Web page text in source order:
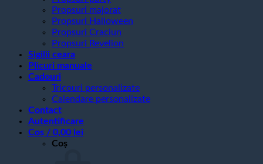
Propsuri majorat
Propsuri Halloween
Propsuri Craciun
Propsuri Revelion
Sigilii ceara
Plicuri manuale
Cadouri
Tricouri personalizate
Calendare personalizate
Contact
Autentificare
Coș / 0,00 lei
Coș